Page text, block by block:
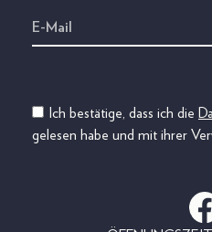
Ich bestätige, dass ich die
gelesen habe und mit ihrer